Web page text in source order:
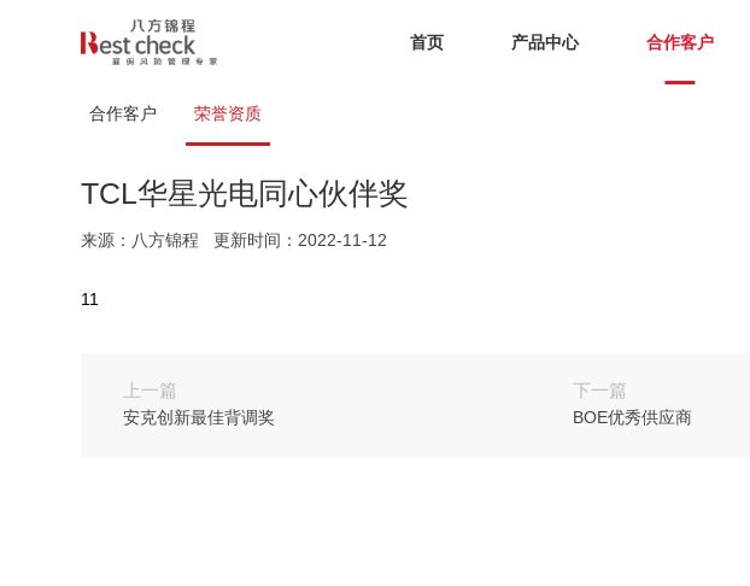
首页 产品中心 合作客户
合作客户 荣誉资质
TCL华星光电同心伙伴奖
来源：八方锦程 更新时间：2022-11-12
11
上一篇
安克创新最佳背调奖
下一篇
BOE优秀供应商